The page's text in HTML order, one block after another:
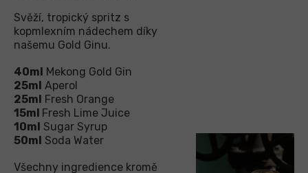
Svěží, tropický spritz s
kopmlexním nádechem díky
našemu Gold Ginu.
40ml Mekong Gold Gin
25ml Aperol
25ml Fresh Orange
15ml Fresh Lime Juice
10ml Sugar Syrup
50ml Soda Water
Všechny ingredience kromě